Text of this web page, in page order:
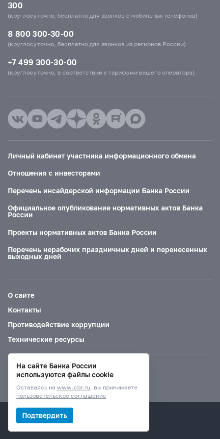
300
(круглосуточно, бесплатно для звонков с мобильных телефонов)
8 800 300-30-00
(круглосуточно, бесплатно для звонков из регионов России)
+7 499 300-30-00
(круглосуточно, в соответствии с тарифами вашего оператора)
Личный кабинет участника информационного обмена
Отношения с инвесторами
Перечень инсайдерской информации Банка России
Официальное опубликование нормативных актов Банка
России
Проекты нормативных актов Банка России
Перечень нерабочих праздничных дней и перенесенных
выходных дней
О сайте
Контакты
Противодействие коррупции
Технические ресурсы
Версия для слабовидящих
© Банк России, 2000–2026.
На сайте Банка России
используются файлы cookie
Оставаясь на www.cbr.ru, вы принимаете
пользовательское соглашение
Подтвердить